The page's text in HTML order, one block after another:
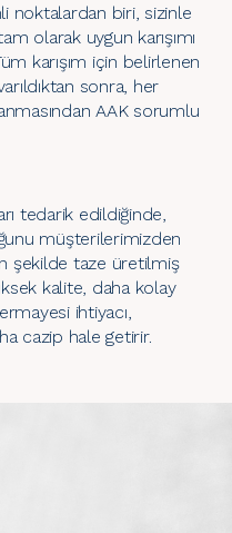
noktalardan biri, sizinle
olarak uygun karışımı
karışım için belirlenen
sonra, her
AAK sorumlu
tedarik edildiğinde,
müşterilerimizden
şekilde taze üretilmiş
kalite, daha kolay
ihtiyacı,
cazip hale getirir.